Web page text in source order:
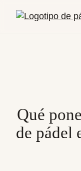
Qué
de pádel